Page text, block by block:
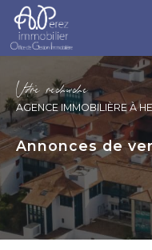
Vore recece
AGENCE IMMOBILIÈRE À
Annonces de